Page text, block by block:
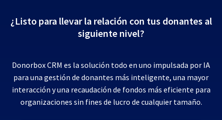
¿Listo para llevar la relación con tus donantes al
siguiente nivel?
Donorbox CRM es la solución todo en uno impulsada por IA
para una gestión de donantes más inteligente, una mayor
interacción y una recaudación de fondos más eficiente para
organizaciones sin fines de lucro de cualquier tamaño.